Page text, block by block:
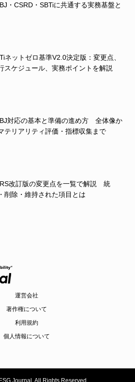
・CSRD・SBTiに共通する実務基盤と
ネットゼロ基準V2.0決定版：変更点、
スケジュール、実務ポイントを解説
対応の基本と準備の進め方 全体像か
テリアリティ評価・指標収集まで
改訂版の変更点を一覧で解説 統
削除・維持された項目とは
運営会社
著作権について
利用規約
個人情報について
Journal. All Rights Reserved.